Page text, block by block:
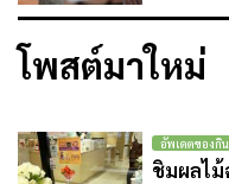
โพสต์มาใหม่
อัพเดตของกิน
ชิมผลไม้